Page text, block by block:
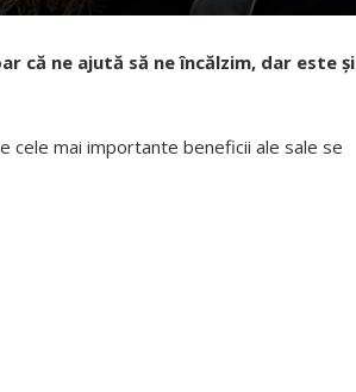
că ne ajută să ne încălzim, dar este și
cele mai importante beneficii ale sale se